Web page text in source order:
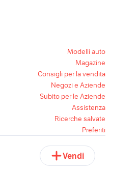
Modelli auto
Magazine
Consigli per la vendita
Negozi e Aziende
Subito per le Aziende
Assistenza
Ricerche salvate
Preferiti
Vendi